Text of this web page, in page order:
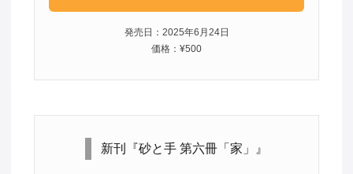
発売日：2025年6月24日
価格：¥500
新刊『砂と手 第六冊「家」』